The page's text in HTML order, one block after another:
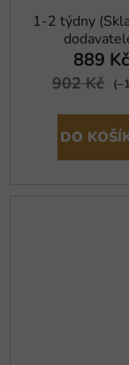
1-2 týdny
889 Kč
902 Kč
DO